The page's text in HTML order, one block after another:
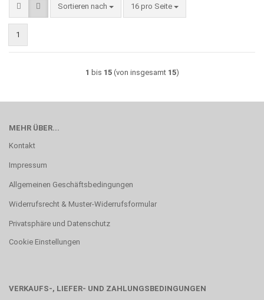
Sortieren nach
Sortieren nach 16 pro Seite
pro Seite
1
1 bis 15(von insgesamt 15)
MEHR ÜBER...
Kontakt
Impressum
Allgemeinen Geschäftsbedingungen
Widerrufsrecht & Muster-Widerrufsformular
Privatsphäre und Datenschutz
Cookie Einstellungen
VERKAUFS-, LIEFER- UND ZAHLUNGSBEDINGUNGEN